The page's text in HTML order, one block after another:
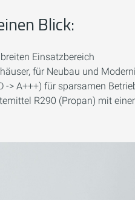
Blick:
Einsatzbereich
für Neubau und
-> A+++) für sparsamen
R290 (Propan) mit